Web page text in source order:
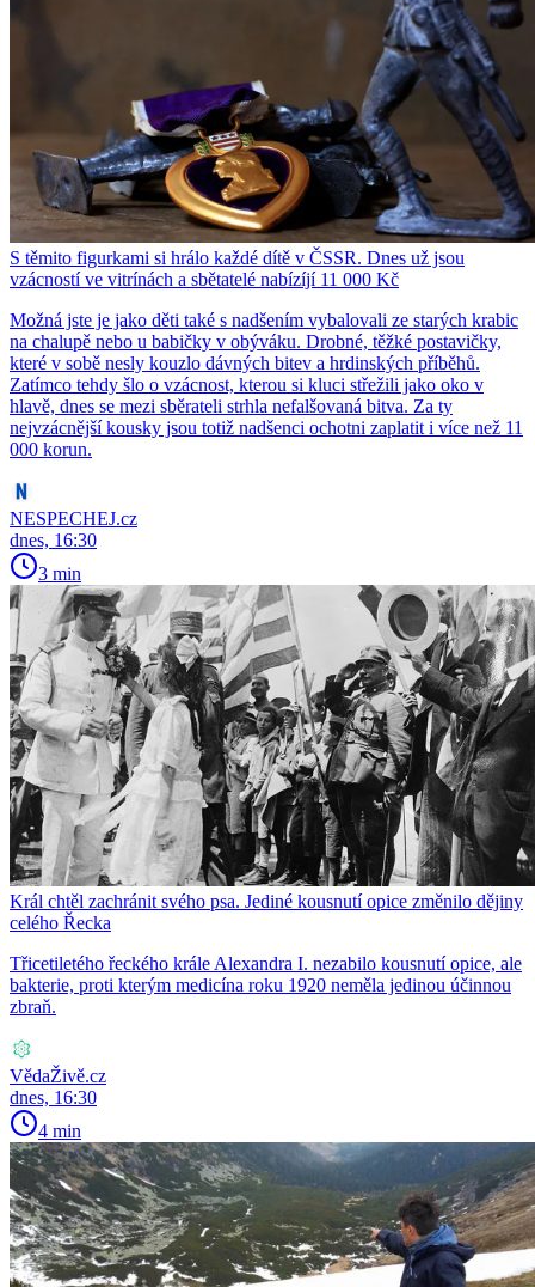
S těmito figurkami si hrálo každé dítě v ČSSR. Dnes už jsou
vzácností ve vitrínách a sbětatelé nabízíjí 11 000 Kč
Možná jste je jako děti také s nadšením vybalovali ze starých krabic
na chalupě nebo u babičky v obýváku. Drobné, těžké postavičky,
které v sobě nesly kouzlo dávných bitev a hrdinských příběhů.
Zatímco tehdy šlo o vzácnost, kterou si kluci střežili jako oko v
hlavě, dnes se mezi sběrateli strhla nefalšovaná bitva. Za ty
nejvzácnější kousky jsou totiž nadšenci ochotni zaplatit i více než 11
000 korun.
NESPECHEJ.cz
dnes, 16:30
3 min
Král chtěl zachránit svého psa. Jediné kousnutí opice změnilo dějiny
celého Řecka
Třicetiletého řeckého krále Alexandra I. nezabilo kousnutí opice, ale
bakterie, proti kterým medicína roku 1920 neměla jedinou účinnou
zbraň.
VědaŽivě.cz
dnes, 16:30
4 min